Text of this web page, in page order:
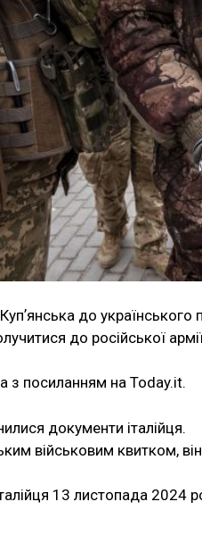
до українського
до російської
з посиланням на Today.it.
документи італійця.
військовим квитком,
13 листопада 2024